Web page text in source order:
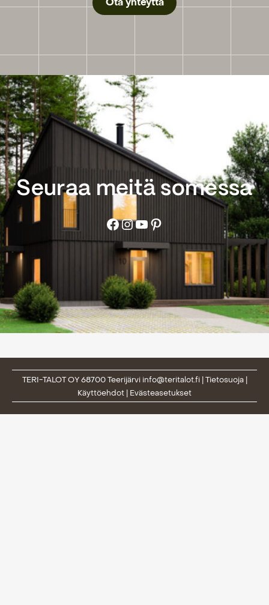
Seuraa meitä somessa
Facebook
Instagram
YouTube
Pinterest
TERI-TALOT OY 68700 Teerijärvi info@teritalot.fi| Tietosuoja|
Käyttöehdot
Evästeasetukset